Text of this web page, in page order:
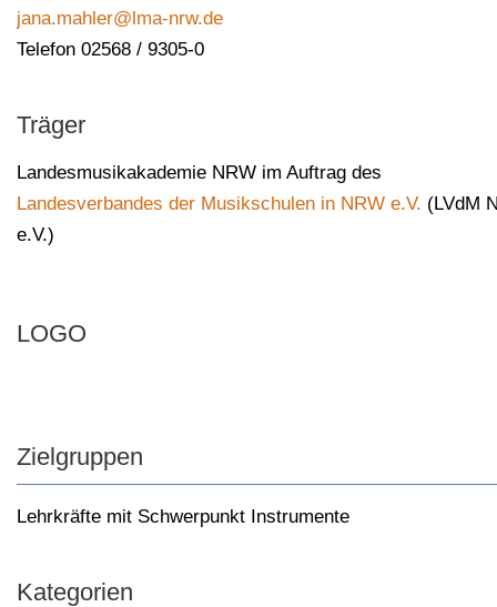
jana.mahler@lma-nrw.de
Telefon 02568 / 9305-0​
Träger
Landesmusikakademie NRW im Auftrag des
Landesverbandes der Musikschulen in NRW e.V. (LVdM
e.V.)​​
LOGO
Zielgruppen
Lehrkräfte mit Schwerpunkt Instrumente
Kategorien